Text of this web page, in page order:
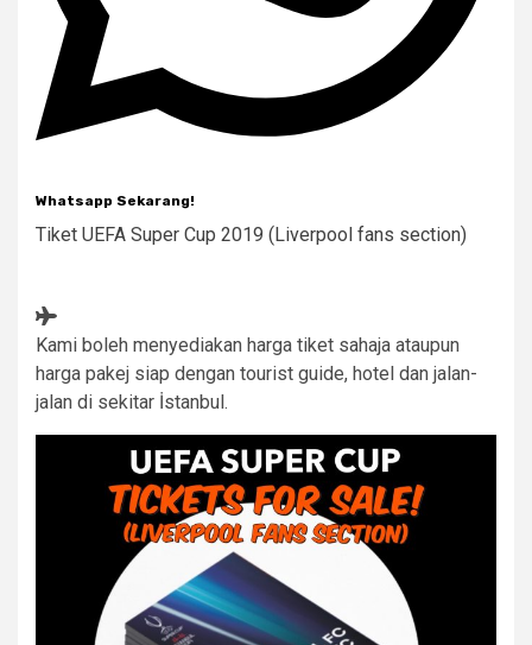
Whatsapp Sekarang!
Tiket UEFA Super Cup 2019 (Liverpool fans section)
Kami boleh menyediakan harga tiket sahaja ataupun
harga pakej siap dengan tourist guide, hotel dan jalan-
jalan di sekitar İstanbul.